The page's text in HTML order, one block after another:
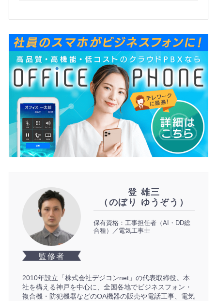
監修者
登 雄三
（のぼり ゆうぞう）
保有資格：工事担任者（AI・DD総
合種）／電気工事士
2010年設立「株式会社デジコンnet」の代表取締役。本
社を構える神戸を中心に、全国各地でビジネスフォン・
複合機・防犯機器などのOA機器の販売や電話工事、電気